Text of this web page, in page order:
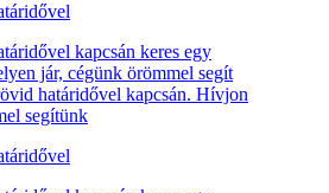
kapcsán keres egy
jár, cégünk örömmel segít
határidővel kapcsán. Hívjon
segítünk